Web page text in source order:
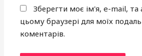
Зберегти моє ім'я, e-mail, та
цьому браузері для моїх
коментарів.